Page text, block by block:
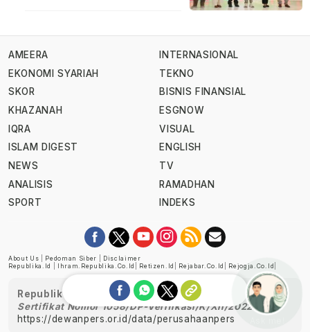
AMEERA
EKONOMI SYARIAH
SKOR
KHAZANAH
IQRA
ISLAM DIGEST
NEWS
ANALISIS
SPORT
INTERNASIONAL
TEKNO
BISNIS FINANSIAL
ESGNOW
VISUAL
ENGLISH
TV
RAMADHAN
INDEKS
About Us Pedoman Siber
Disclaimer
Republika.id
Ihram.republika.co.id Retizen.id Rejabar.co.id Rejogja.co.id
Republika telah diverifikasi oleh Dewan Pers
Sertifikat Nomor 1058/DP-Verifikasi/K/XII/2022
https://dewanpers.or.id/data/perusahaanpers